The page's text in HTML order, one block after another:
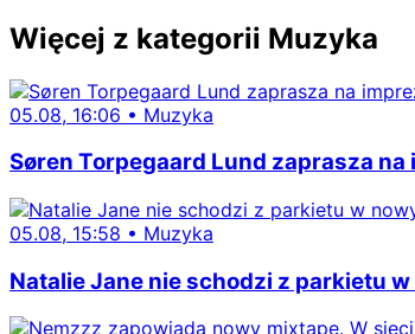
Więcej z kategorii Muzyka
05.08, 16:06 • Muzyka
Søren Torpegaard Lund zaprasza na
05.08, 15:58 • Muzyka
Natalie Jane nie schodzi z parkietu